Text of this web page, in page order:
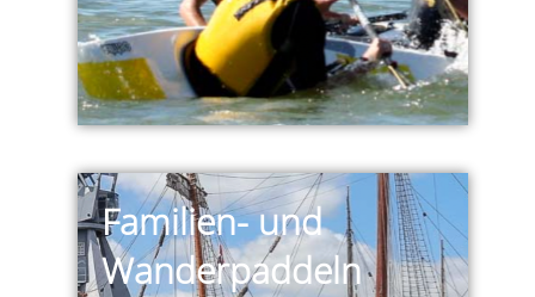
Familien- und
Wanderpaddeln